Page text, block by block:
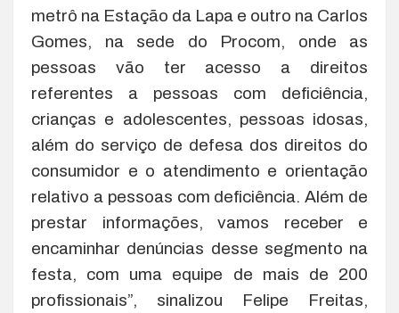
metrô na Estação da Lapa e outro na Carlos
Gomes, na sede do Procom, onde as
pessoas vão ter acesso a direitos
referentes a pessoas com deficiência,
crianças e adolescentes, pessoas idosas,
além do serviço de defesa dos direitos do
consumidor e o atendimento e orientação
relativo a pessoas com deficiência. Além de
prestar informações, vamos receber e
encaminhar denúncias desse segmento na
festa, com uma equipe de mais de 200
profissionais”, sinalizou Felipe Freitas,